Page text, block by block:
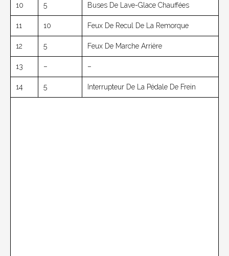
10 5 Buses De Lave-Glace Chauffées
11 10 Feux De Recul De La Remorque
12 5 Feux De Marche Arrière
13 – –
14 5 Interrupteur De La Pédale De Frein